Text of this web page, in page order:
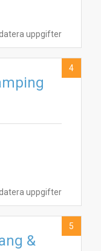
uppgifter
uppgifter
4
&
5